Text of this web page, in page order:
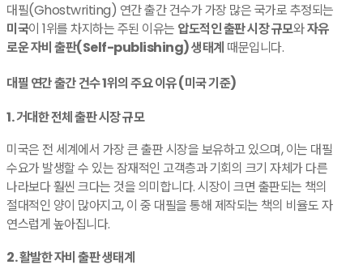
대필(Ghostwriting) 연간 출간 건수가 가장 많은 국가로 추정되는
미국이 1위를 차지하는 주된 이유는 압도적인 출판 시장 규모와자유
로운 자비 출판(Self-publishing) 생태계 때문입니다.
​대필 연간 출간 건수 1위의 주요 이유 (미국 기준)
​1. 거대한 전체 출판 시장 규모
​미국은 전 세계에서 가장 큰 출판 시장을 보유하고 있으며, 이는 대필
수요가 발생할 수 있는 잠재적인 고객층과 기회의 크기 자체가 다른
나라보다 훨씬 크다는 것을 의미합니다. 시장이 크면 출판되는 책의
절대적인 양이 많아지고, 이 중 대필을 통해 제작되는 책의 비율도 자
연스럽게 높아집니다.
​2. 활발한 자비 출판 생태계